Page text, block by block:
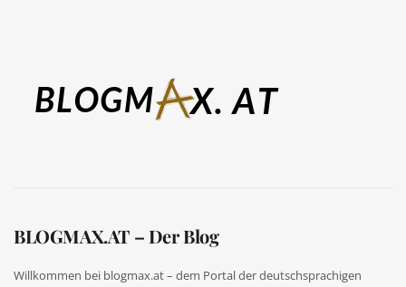
BLOGMAX.AT – Der Blog
Willkommen bei blogmax.at – dem Portal der deutschsprachigen